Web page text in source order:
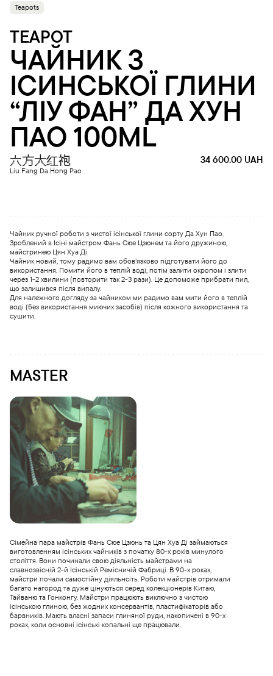
Teapots
TEAPOT
ЧАЙНИК З
ІСИНСЬКОЇ ГЛИНИ
“ЛІУ ФАН” ДА ХУН
ПАО 100ML
34 600.00 UAH
六方大红袍
Liu Fang Da Hong Pao
Чайник ручної роботи з чистої ісінської глини сорту Да Хун Пао.
Зроблений в Ісіні майстром Фань Сюе Цзюнем та його дружиною,
майстринею Цян Хуа Ді.
Чайник новий, тому радимо вам обов’язково підготувати його до
використання. Помити його в теплій воді, потім залити окропом і злити
через 1-2 хвилини (повторити так 2-3 рази). Це допоможе прибрати пил,
що залишився після випалу.
Для належного догляду за чайником ми радимо вам мити його в теплій
воді (без використання миючих засобів) після кожного використання та
сушити.
MASTER
Сімейна пара майстрів Фань Сюе Цзюнь та Цян Хуа Ді займаються
виготовленням ісінських чайників з початку 80-х років минулого
століття. Вони починали свою діяльність майстрами на
славнозвісній 2-й Ісінській Ремісничій Фабриці. В 90-х роках,
майстри почали самостійну діяльнсіть. Роботи майстрів отримали
багато нагород та дуже цінуються серед колекціонерів Китаю,
Тайваню та Гонконгу. Майстри працюють виключно з чистою
ісінською глиною, без жодних консервантів, пластифікаторів або
барвників. Мають власні запаси глиняної руди, накопичені в 90-х
роках, коли основні ісінські копальні ще працювали.